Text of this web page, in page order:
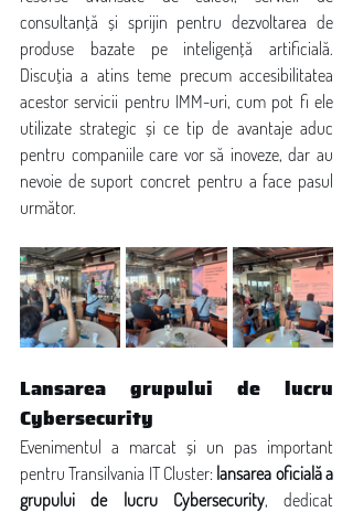
consultanță și sprijin pentru dezvoltarea de
produse bazate pe inteligență artificială.
Discuția a atins teme precum accesibilitatea
acestor servicii pentru IMM-uri, cum pot fi ele
utilizate strategic și ce tip de avantaje aduc
pentru companiile care vor să inoveze, dar au
nevoie de suport concret pentru a face pasul
următor.
Lansarea grupului de lucru
Cybersecurity
Evenimentul a marcat și un pas important
pentru Transilvania IT Cluster: lansarea oficială a
grupului de lucru Cybersecurity, dedicat